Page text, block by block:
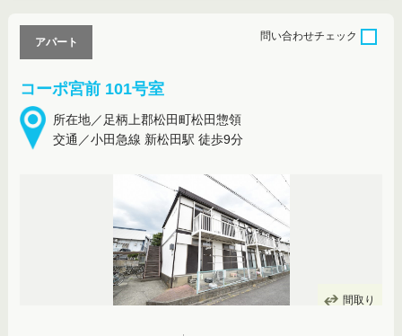
コーポ宮前 101号室
所在地／足柄上郡松田町松田惣領
交通／小田急線 新松田駅 徒歩9分
アパート
問い合わせチェック
間取り